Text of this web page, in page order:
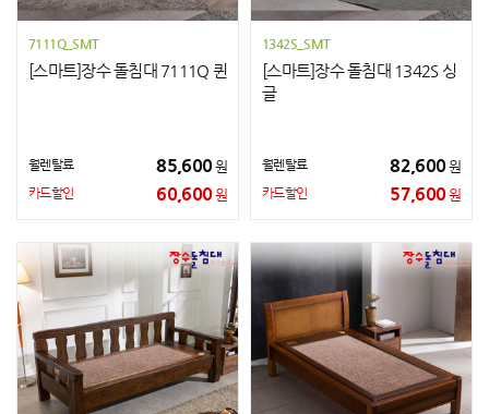
7111Q_SMT
[스마트]장수 돌침대 7111Q 퀸
월렌탈료 85,600원
카드할인 60,600원
1342S_SMT
[스마트]장수 돌침대 1342S 싱
글
월렌탈료 82,600원
카드할인 57,600원